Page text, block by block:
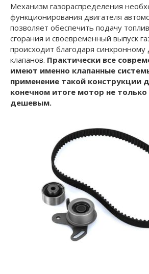
Механизм газораспределения
функционирования двигателя
позволяет обеспечить подачу
сгорания и своевременный выпуск
происходит благодаря
клапанов. Практически все
имеют именно клапанные
применение такой конструкции
конечном итоге мотор не
дешевым.